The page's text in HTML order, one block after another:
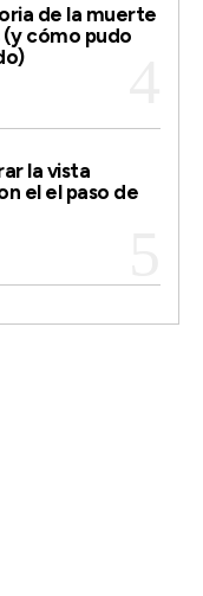
de la muerte
cómo pudo
la vista
el el paso de